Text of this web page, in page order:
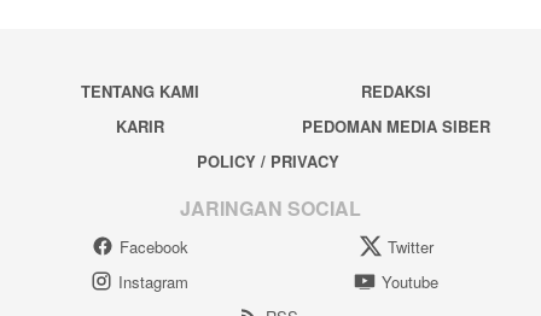
TENTANG KAMI
REDAKSI
KARIR
PEDOMAN MEDIA SIBER
POLICY / PRIVACY
JARINGAN SOCIAL
Facebook
Twitter
Instagram
Youtube